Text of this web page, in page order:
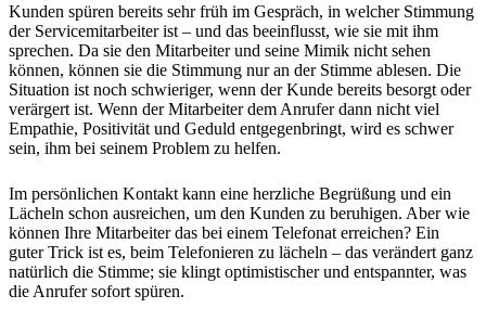
Kunden spüren bereits sehr früh im Gespräch, in welcher Stimmung
der Servicemitarbeiter ist – und das beeinflusst, wie sie mit ihm
sprechen. Da sie den Mitarbeiter und seine Mimik nicht sehen
können, können sie die Stimmung nur an der Stimme ablesen. Die
Situation ist noch schwieriger, wenn der Kunde bereits besorgt oder
verärgert ist. Wenn der Mitarbeiter dem Anrufer dann nicht viel
Empathie, Positivität und Geduld entgegenbringt, wird es schwer
sein, ihm bei seinem Problem zu helfen.
Im persönlichen Kontakt kann eine herzliche Begrüßung und ein
Lächeln schon ausreichen, um den Kunden zu beruhigen. Aber wie
können Ihre Mitarbeiter das bei einem Telefonat erreichen? Ein
guter Trick ist es, beim Telefonieren zu lächeln – das verändert ganz
natürlich die Stimme; sie klingt optimistischer und entspannter, was
die Anrufer sofort spüren.